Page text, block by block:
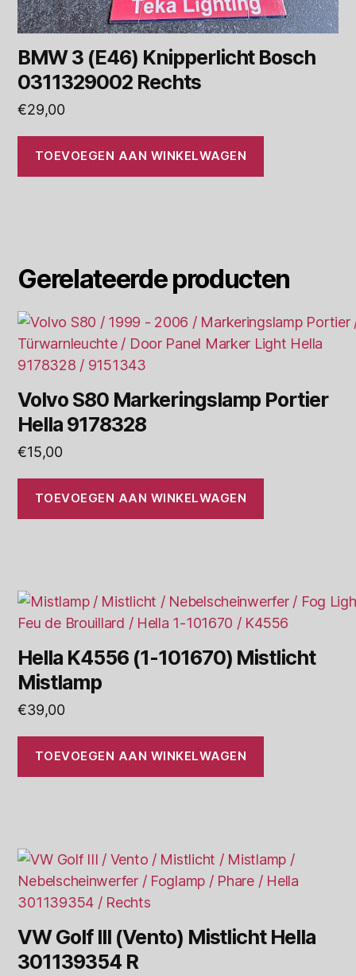
BMW 3 (E46) Knipperlicht Bosch
0311329002 Rechts
€29,00
TOEVOEGEN AAN WINKELWAGEN
Gerelateerde producten
Volvo S80 Markeringslamp Portier
Hella 9178328
€15,00
TOEVOEGEN AAN WINKELWAGEN
Hella K4556 (1-101670) Mistlicht
Mistlamp
€39,00
TOEVOEGEN AAN WINKELWAGEN
VW Golf III (Vento) Mistlicht Hella
301139354 R